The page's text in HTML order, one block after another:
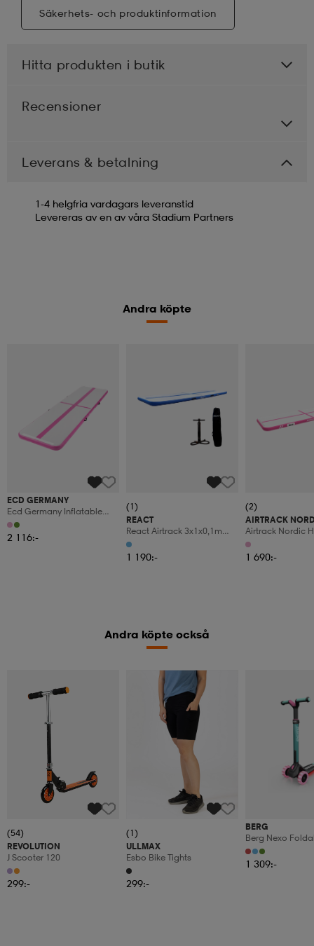
Säkerhets- och produktinformation
Hitta produkten i butik
Recensioner
Leverans & betalning
1-4 helgfria vardagars leveranstid
Levereras av en av våra Stadium Partners
Andra köpte
ECD GERMANY
Ecd Germany Inflatable
Gymnastics Mat Airtrack
4m, Pink, 10 Cm Thick, Yoga
2 116:-
(1)
REACT
React Airtrack 3x1x0,1m
With Hand Pump
1 190:-
(2)
AIRTRACK
Airtrack Nordic
Pink
1 690:-
Andra köpte också
(54)
REVOLUTION
J Scooter 120
299:-
(1)
ULLMAX
Esbo Bike Tights
299:-
BERG
Berg Nexo
Led-Deck
1 309:-